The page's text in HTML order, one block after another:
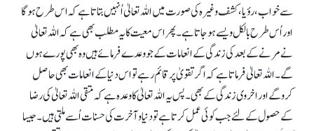
سے خواب، رؤیا، کشف وغیرہ کی صورت میں اللہ تعالیٰ اُنہیں بتاتا ہے کہ اس طرح ہو گا
اور اُس طرح بالکل ویسے ہو جاتا ہے۔ پھر اس معیت کا یہ مطلب بھی ہے کہ اللہ تعالیٰ
نے مرنے کے بعد کی زندگی کے انعامات کے جو وعدے فرمائے ہیں وہ بھی پورے ہوں
گے۔ اللہ تعالیٰ فرماتا ہے کہ اگر تقویٰ پر قائم رہے تو اس دنیا کے انعامات بھی حاصل
کرو گے اور اخروی زندگی کے بھی۔ پس یہ اللہ تعالیٰ کا وعدہ ہے کہ متقی اللہ تعالیٰ کی رضا
کے حصول کے لئے جب کوئی عمل کرتا ہے تو دنیا و آخرت کی حسنات اُسے ملتی ہیں۔ جیسا